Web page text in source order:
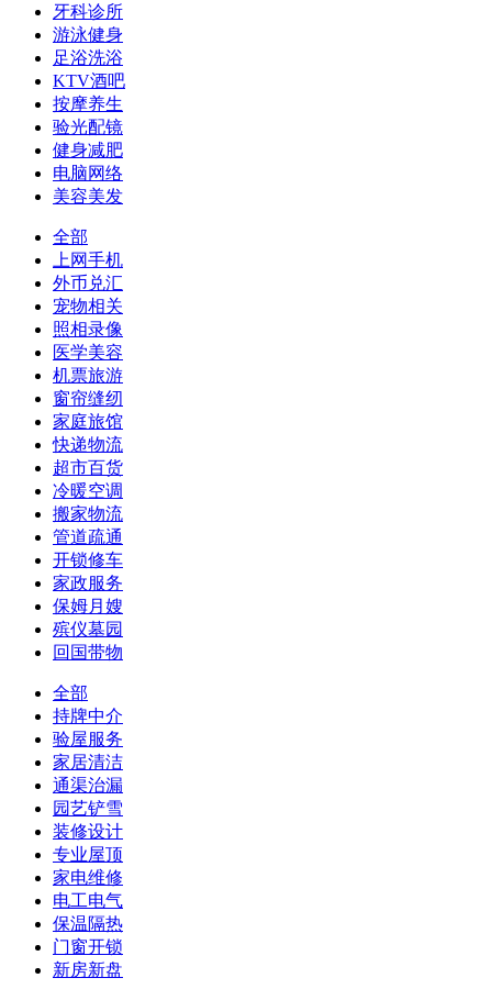
牙科诊所
游泳健身
足浴洗浴
KTV酒吧
按摩养生
验光配镜
健身减肥
电脑网络
美容美发
全部
上网手机
外币兑汇
宠物相关
照相录像
医学美容
机票旅游
窗帘缝纫
家庭旅馆
快递物流
超市百货
冷暖空调
搬家物流
管道疏通
开锁修车
家政服务
保姆月嫂
殡仪墓园
回国带物
全部
持牌中介
验屋服务
家居清洁
通渠治漏
园艺铲雪
装修设计
专业屋顶
家电维修
电工电气
保温隔热
门窗开锁
新房新盘